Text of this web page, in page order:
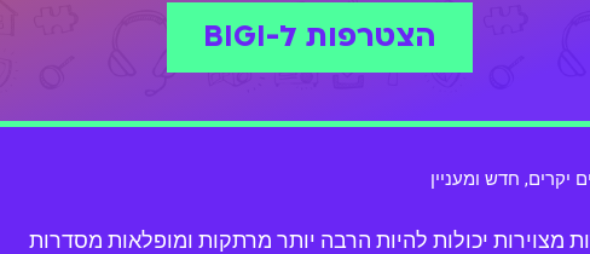
הצטרפות ל-BIGI
יקרים, חדש ומעניין
מצוירות יכולות להיות הרבה יותר מרתקות ומופלאות מסדרות